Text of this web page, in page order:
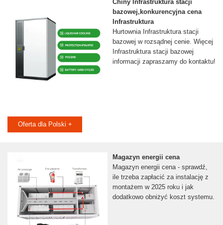
Chiny Infrastruktura stacji
bazowej,konkurencyjna cena
Infrastruktura
Hurtownia Infrastruktura stacji
bazowej w rozsądnej cenie. Więcej
Infrastruktura stacji bazowej
informacji zapraszamy do kontaktu!
Oferta dla Polski +
Magazyn energii cena
Magazyn energii cena - sprawdź,
ile trzeba zapłacić za instalację z
montażem w 2025 roku i jak
dodatkowo obniżyć koszt systemu.